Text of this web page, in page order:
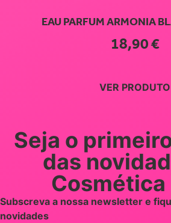
EAU PARFUM ARMONIA
18,90€
VER PRODUTO
Seja o
das
Cosmética
Subscreva a nossa newsletter e
novidades